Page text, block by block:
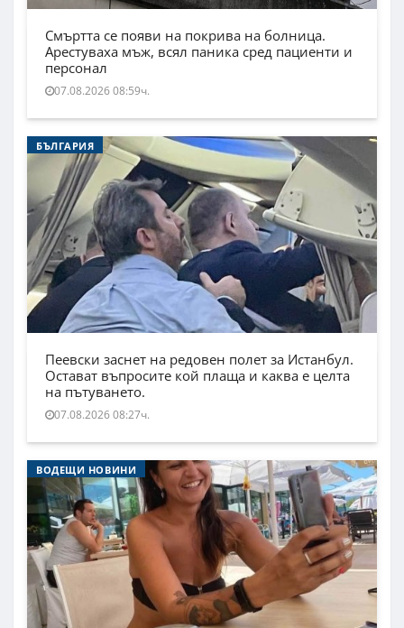
Смъртта се появи на покрива на болница.
Арестуваха мъж, всял паника сред пациенти и
персонал
07.08.2026 08:59ч.
БЪЛГАРИЯ
Пеевски заснет на редовен полет за Истанбул.
Остават въпросите кой плаща и каква е целта
на пътуването.
07.08.2026 08:27ч.
ВОДЕЩИ НОВИНИ